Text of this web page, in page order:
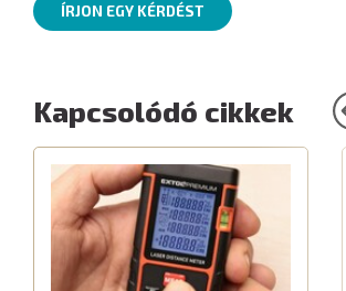
ÍRJON EGY KÉRDÉST
Kapcsolódó cikkek